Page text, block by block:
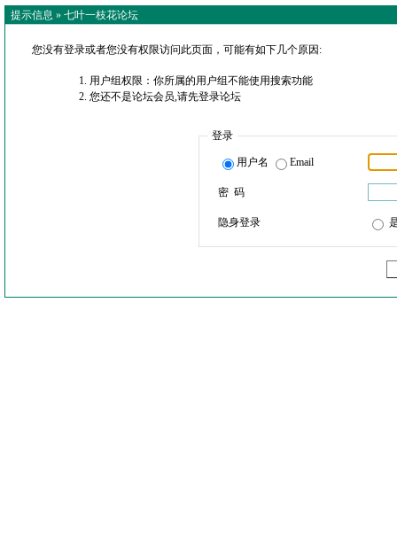
提示信息 » 七叶一枝花论坛
您没有登录或者您没有权限访问此页面，可能有如下几个原因:
用户组权限：你所属的用户组不能使用搜索功能
您还不是论坛会员,请先登录论坛
登录
用户名 Email
密 码
隐身登录